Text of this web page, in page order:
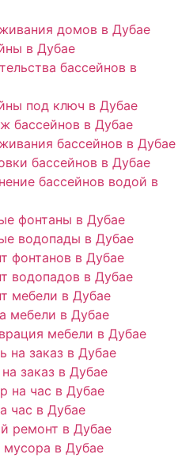
домов в Дубае
в Дубае
бассейнов в
под ключ в Дубае
бассейнов в Дубае
бассейнов в Дубае
бассейнов в Дубае
бассейнов водой в
фонтаны в Дубае
водопады в Дубае
фонтанов в Дубае
водопадов в Дубае
мебели в Дубае
мебели в Дубае
мебели в Дубае
на заказ в Дубае
заказ в Дубае
на час в Дубае
час в Дубае
ремонт в Дубае
в Дубае